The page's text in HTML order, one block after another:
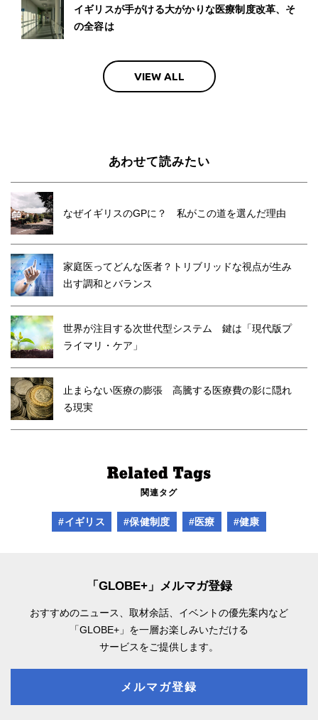
イギリスが手がける大がかりな医療制度改革、そ
の全容は
VIEW ALL
あわせて読みたい
なぜイギリスのGPに？ 私がこの道を選んだ理由
家庭医ってどんな医者？トリブリッドな視点が生み
出す調和とバランス
世界が注目する次世代型システム 鍵は「現代版プ
ライマリ・ケア」
止まらない医療の膨張 高騰する医療費の影に隠れ
る現実
関連タグ
#イギリス #保健制度 #医療 #健康
「GLOBE+」メルマガ登録
おすすめのニュース、取材余話、 イベントの優先案内など
「GLOBE+」を一層お楽しみいただける
サービスをご提供します。
メルマガ登録